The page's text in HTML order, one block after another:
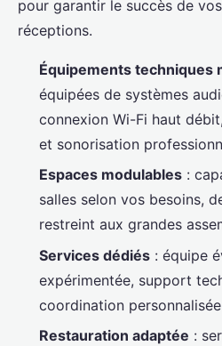
pour garantir le succès de
réceptions.
Équipements techniques
équipées de systèmes
connexion Wi-Fi haut
et sonorisation
Espaces modulables :
salles selon vos besoins,
restreint aux grandes
Services dédiés : équipe
expérimentée, support
coordination
Restauration adaptée :